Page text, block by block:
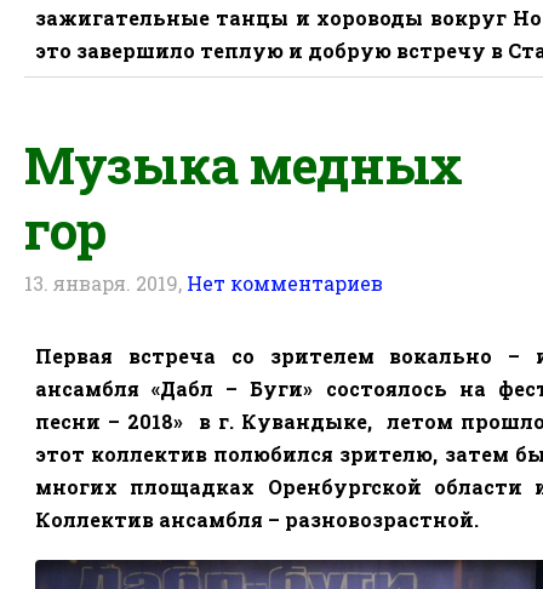
зажигательные танцы и хороводы вокруг
это завершило теплую и добрую встречу в
Музыка медных
гор
13. января. 2019, Нет комментариев
Первая встреча со зрителем вокально –
ансамбля «Дабл – Буги» состоялось на
песни – 2018»
в г. Кувандыке, летом
этот коллектив полюбился зрителю, затем
многих площадках Оренбургской области
Коллектив ансамбля – разновозрастной.